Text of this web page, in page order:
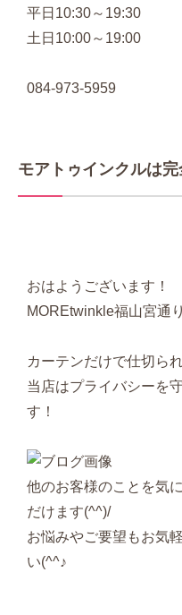
平日10:30～19:30
土日10:00～19:00
084-973-5959
モアトゥインクルは
おはようございます！
MOREtwinkle福山宮通
カーテンだけで仕切ら
当店はプライバシーを
す！
他のお客様のことを気
だけます(^^)/
お悩みやご要望もお気
い(^^♪